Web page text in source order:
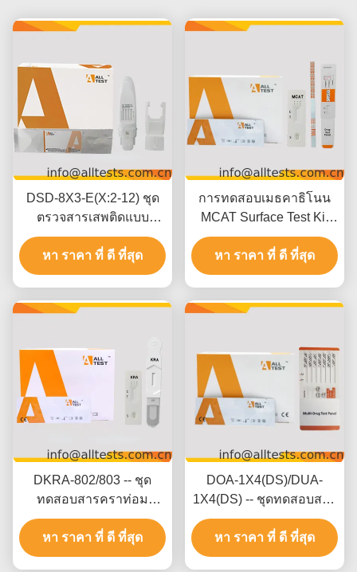
DSD-8X3-E(X:2-12) ชุด
ตรวจสารเสพติดแบบ
รวดเร็วจากน้ำลาย สำหรับ
ใช้โดยผู้เชี่ยวชาญ
หา ราคา ที่ ดี ที่สุด
การทดสอบเมธคาธิโนน
MCAT Surface Test Kit
ด้วยผลการทดสอบ 5 นาที
500 ng/mL การตัดและการ
ตีความทางสายตาง่าย
หา ราคา ที่ ดี ที่สุด
DKRA-802/803 -- ชุด
ทดสอบสารคราท่อม
(KRA) อย่างรวดเร็ว (จาก
น้ำลาย)(แบบตลับ/อุปกรณ์)
หา ราคา ที่ ดี ที่สุด
DOA-1X4(DS)/DUA-
1X4(DS) -- ชุดทดสอบสาร
เสพติดหลายชนิด 2-20
ชนิด (ปัสสาวะ)
หา ราคา ที่ ดี ที่สุด